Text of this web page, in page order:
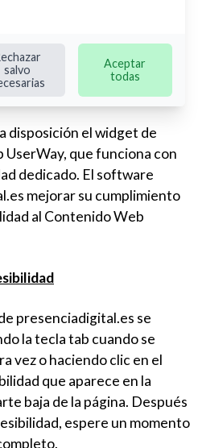
de que toda
con dignidad, igualdad,
disposición el widget de
UserWay, que funciona con
dedicado. El software
mejorar su cumplimiento
al Contenido Web
presenciadigital.es se
la tecla tab cuando se
vez o haciendo clic en el
que aparece en la
baja de la página. Después
espere un momento
salvo
Aceptar
todas